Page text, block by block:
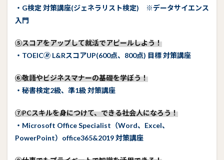
・G検定 対策講座(ジェネラリスト検定) ※データサイエンス
入門
⑤スコアをアップして就活でアピールしよう！
・TOEIC🄬 L&RスコアUP(600点、800点) 目標 対策講座
⑥敬語やビジネスマナーの基礎を学ぼう！
・秘書検定2級、準1級 対策講座
⑦PCスキルを身につけて、できる社会人になろう！
・Microsoft Office Specialist（Word、Excel、
PowerPoint）office365&2019 対策講座